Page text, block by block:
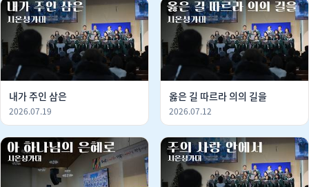
내가 주인 삼은
2026.07.19
옳은 길 따르라 의의 길을
2026.07.12